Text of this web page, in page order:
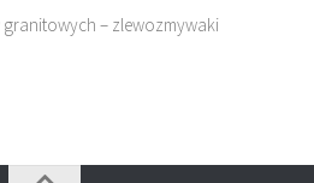
– zlewozmywaki